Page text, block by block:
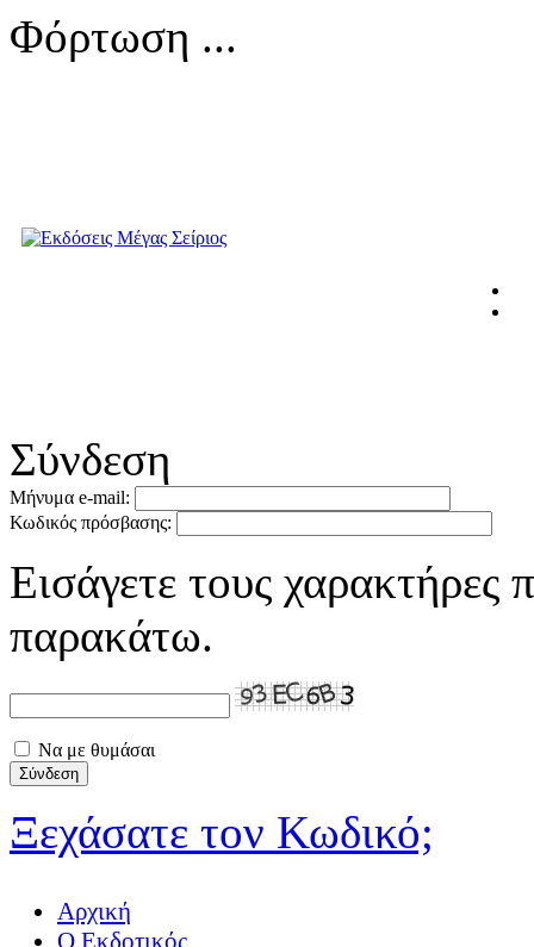
Φόρτωση ...
Σύνδεση
Μήνυμα e-mail:
Κωδικός πρόσβασης:
Εισάγετε τους χαρακτήρες
παρακάτω.
Να με θυμάσαι
Ξεχάσατε τον Κωδικό;
Αρχική
Ο Εκδοτικός